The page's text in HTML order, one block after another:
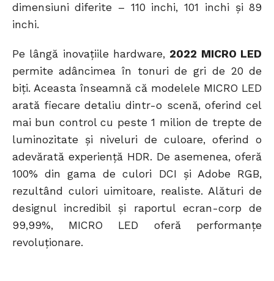
dimensiuni diferite – 110 inchi, 101 inchi și 89
inchi.
Pe lângă inovațiile hardware, 2022 MICRO LED
permite adâncimea în tonuri de gri de 20 de
biți. Aceasta înseamnă că modelele MICRO LED
arată fiecare detaliu dintr-o scenă, oferind cel
mai bun control cu peste 1 milion de trepte de
luminozitate și niveluri de culoare, oferind o
adevărată experiență HDR. De asemenea, oferă
100% din gama de culori DCI și Adobe RGB,
rezultând culori uimitoare, realiste. Alături de
designul incredibil și raportul ecran-corp de
99,99%, MICRO LED oferă performanțe
revoluționare.